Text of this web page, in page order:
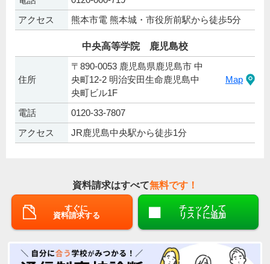
アクセス
熊本市電 熊本城・市役所前駅から徒歩5分
中央高等学院 鹿児島校
住所
〒890-0053 鹿児島県鹿児島市 中
央町12-2 明治安田生命鹿児島中
央町ビル1F
Map
電話
0120-33-7807
アクセス
JR鹿児島中央駅から徒歩1分
資料請求はすべて無料です！
すぐに
資料請求する
チェックして
リストに追加